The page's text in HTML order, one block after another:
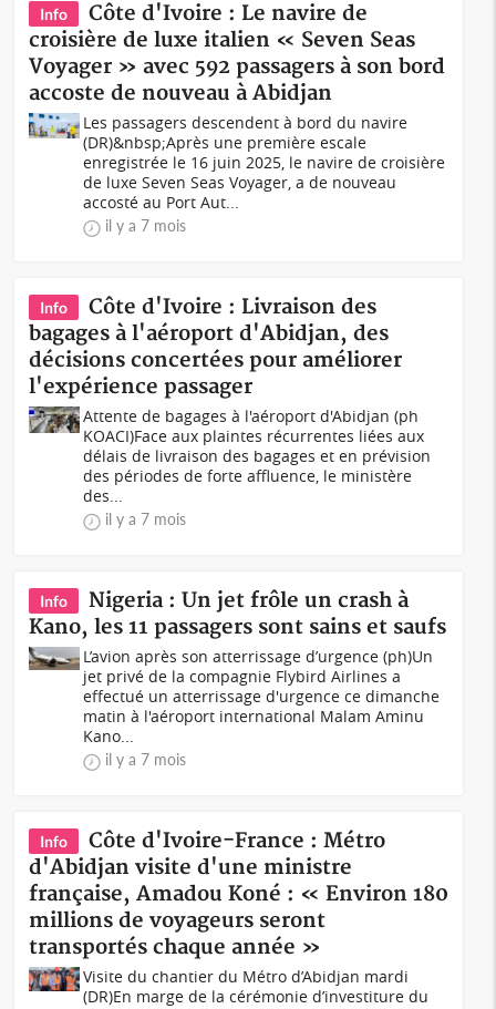
Info
Côte d'Ivoire : Le navire de
croisière de luxe italien « Seven Seas
Voyager » avec 592 passagers à son bord
accoste de nouveau à Abidjan
Les passagers descendent à bord du navire
(DR)&nbsp;Après une première escale
enregistrée le 16 juin 2025, le navire de croisière
de luxe Seven Seas Voyager, a de nouveau
accosté au Port Aut...
il y a 7 mois
Info
Côte d'Ivoire : Livraison des
bagages à l'aéroport d'Abidjan, des
décisions concertées pour améliorer
l'expérience passager
Attente de bagages à l'aéroport d'Abidjan (ph
KOACI)Face aux plaintes récurrentes liées aux
délais de livraison des bagages et en prévision
des périodes de forte affluence, le ministère
des...
il y a 7 mois
Info
Nigeria : Un jet frôle un crash à
Kano, les 11 passagers sont sains et saufs
L’avion après son atterrissage d’urgence (ph)Un
jet privé de la compagnie Flybird Airlines a
effectué un atterrissage d'urgence ce dimanche
matin à l'aéroport international Malam Aminu
Kano...
il y a 7 mois
Info
Côte d'Ivoire-France : Métro
d'Abidjan visite d'une ministre
française, Amadou Koné : « Environ 180
millions de voyageurs seront
transportés chaque année »
Visite du chantier du Métro d’Abidjan mardi
(DR)En marge de la cérémonie d’investiture du